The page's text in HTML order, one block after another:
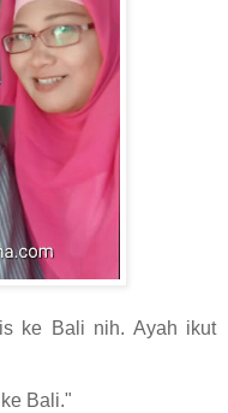
ke Bali nih. Ayah ikut
Bali."